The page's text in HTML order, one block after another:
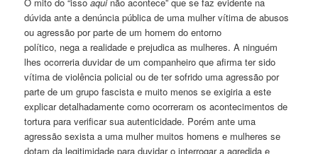
dúvida ante a denúncia pública de uma mulher vítima de abusos
ou agressão por parte de um homem do entorno
político, nega a realidade e prejudica as mulheres. A ninguém
lhes ocorreria duvidar de um companheiro que afirma ter sido
vítima de violência policial ou de ter sofrido uma agressão por
parte de um grupo fascista e muito menos se exigiria a este
explicar detalhadamente como ocorreram os acontecimentos de
tortura para verificar sua autenticidade. Porém ante uma
agressão sexista a uma mulher muitos homens e mulheres se
dotam da legitimidade para duvidar o interrogar a agredida e